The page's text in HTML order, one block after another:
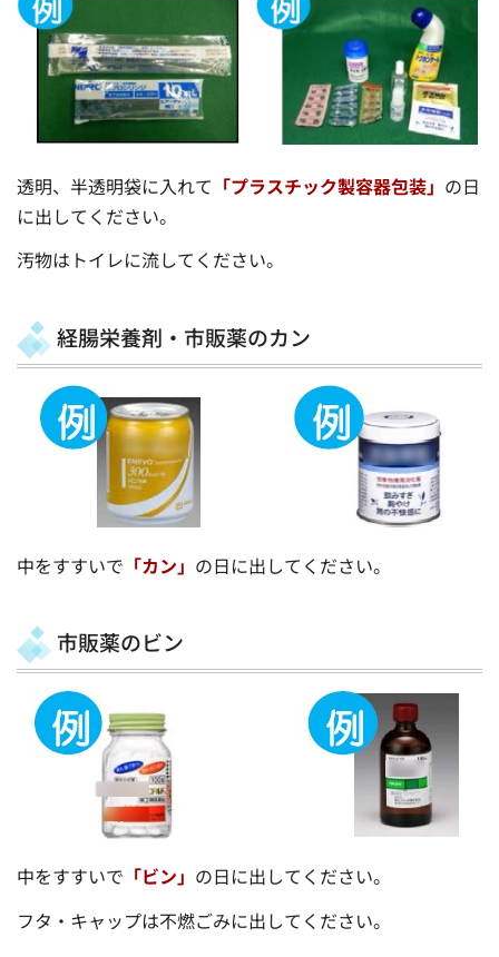
透明、半透明袋に入れて 「プラスチック製容器包装」 の日
に出してください。
汚物はトイレに流してください。
経腸栄養剤・市販薬のカン
中をすすいで 「カン」 の日に出してください。
市販薬のビン
中をすすいで 「ビン」 の日に出してください。
フタ・キャップは不燃ごみに出してください。